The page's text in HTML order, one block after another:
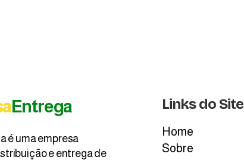
Entrega
é uma empresa
e entrega de
Links do Site
Home
Sobre